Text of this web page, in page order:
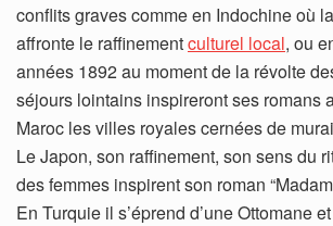
conflits graves comme en Indochine où
affronte le raffinementculturel local, ou
années 1892 au moment de la révolte
séjours lointains inspireront ses romans
Maroc les villes royales cernées de
Le Japon, son raffinement, son sens du
des femmes inspirent son roman
En Turquie il s’éprend d’une Ottomane